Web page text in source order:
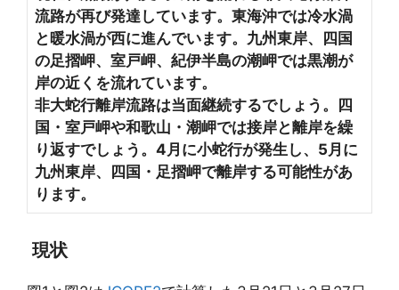
流路が再び発達しています。東海沖では冷水渦
と暖水渦が西に進んでいます。九州東岸、四国
の足摺岬、室戸岬、紀伊半島の潮岬では黒潮が
岸の近くを流れています。
非大蛇行離岸流路は当面継続するでしょう。四
国・室戸岬や和歌山・潮岬では接岸と離岸を繰
り返すでしょう。4月に小蛇行が発生し、5月に
九州東岸、四国・足摺岬で離岸する可能性があ
ります。
現状